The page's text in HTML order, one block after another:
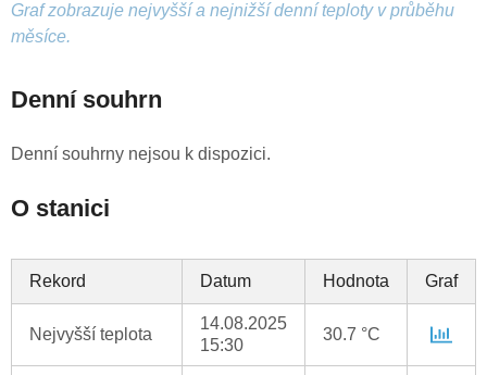
Graf zobrazuje nejvyšší a nejnižší denní teploty v průběhu
měsíce.
Denní souhrn
Denní souhrny nejsou k dispozici.
O stanici
Rekord Datum Hodnota Graf
Nejvyšší teplota
14.08.2025
15:30
30.7 °C